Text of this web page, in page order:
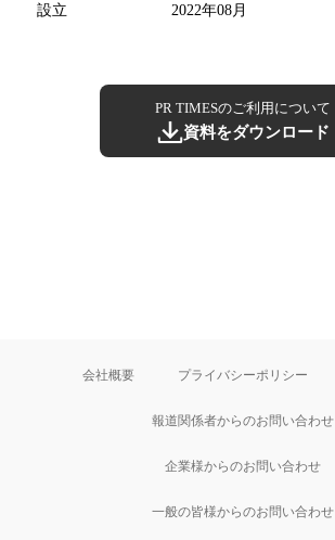
設立
2022年08月
PR TIMESのご利用について
資料をダウンロード
会社概要 プライバシーポリシー
報道関係者からのお問い合わせ
企業様からのお問い合わせ
一般の皆様からのお問い合わせ